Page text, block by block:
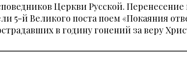
Церкви Русской. Перенесение
5-й Великого поста поем «Покаяния
в годину гонений за веру